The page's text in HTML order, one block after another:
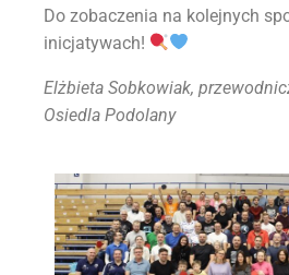
Do zobaczenia na kolejnych
inicjatywach!
Elżbieta Sobkowiak,
Osiedla Podolany